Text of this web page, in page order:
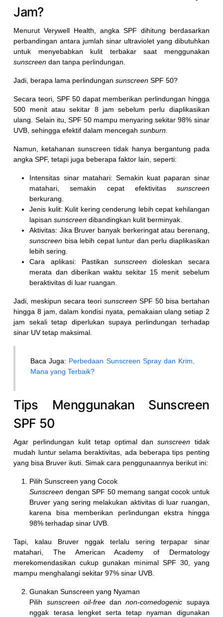
Jam?
Menurut Verywell Health, angka SPF dihitung berdasarkan
perbandingan antara jumlah sinar ultraviolet yang dibutuhkan
untuk menyebabkan kulit terbakar saat menggunakan
sunscreendan tanpa perlindungan.
Jadi, berapa lama perlindungansunscreenSPF 50?
Secara teori, SPF 50 dapat memberikan perlindungan hingga
500 menit atau sekitar 8 jam sebelum perlu diaplikasikan
ulang. Selain itu, SPF 50 mampu menyaring sekitar 98% sinar
UVB, sehingga efektif dalam mencegahsunburn
Namun, ketahanan sunscreen tidak hanya bergantung pada
angka SPF, tetapi juga beberapa faktor lain, seperti:
Intensitas sinar matahari: Semakin kuat paparan sinar
matahari, semakin cepat efektivitas sunscreen
berkurang.
Jenis kulit: Kulit kering cenderung lebih cepat kehilangan
lapisansunscreendibandingkan kulit berminyak.
Aktivitas: Jika Bruver banyak berkeringat atau berenang,
sunscreen bisa lebih cepat luntur dan perlu diaplikasikan
lebih sering.
Cara aplikasi: Pastikansunscreendioleskan secara
merata dan diberikan waktu sekitar 15 menit sebelum
beraktivitas di luar ruangan.
Jadi, meskipun secara teori sunscreen SPF 50 bisa bertahan
hingga 8 jam, dalam kondisi nyata, pemakaian ulang setiap 2
jam sekali tetap diperlukan supaya perlindungan terhadap
sinar UV tetap maksimal.
Baca Juga: Perbedaan Sunscreen Spray dan Krim,
Mana yang Terbaik?
Tips Menggunakan Sunscreen
SPF 50
Agar perlindungan kulit tetap optimal dansunscreen tidak
mudah luntur selama beraktivitas, ada beberapa tips penting
yang bisa Bruver ikuti. Simak cara penggunaannya berikut ini:
Pilih Sunscreen yang Cocok
Sunscreen dengan SPF 50 memang sangat cocok untuk
Bruver yang sering melakukan aktivitas di luar ruangan,
karena bisa memberikan perlindungan ekstra hingga
98% terhadap sinar UVB.
Tapi, kalau Bruver nggak terlalu sering terpapar sinar
matahari, The American Academy of Dermatology
merekomendasikan cukup gunakan minimal SPF 30, yang
mampu menghalangi sekitar 97% sinar UVB.
Gunakan Sunscreen yang Nyaman
Pilih sunscreen oil-freedannon-comedogenic supaya
nggak terasa lengket serta tetap nyaman digunakan